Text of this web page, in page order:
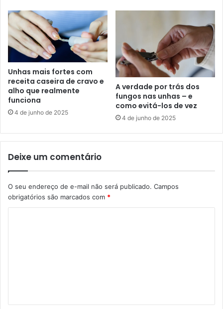
Unhas mais fortes com
receita caseira de cravo e
alho que realmente
funciona
4 de junho de 2025
A verdade por trás dos
fungos nas unhas – e
como evitá-los de vez
4 de junho de 2025
Deixe um comentário
O seu endereço de e-mail não será publicado. Campos
obrigatórios são marcados com *
á